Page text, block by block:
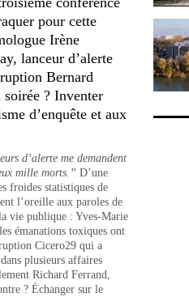
pour cette
Irène
lanceur d’alerte
Bernard
? Inventer
d’enquête et aux
d’alerte me demandent
mille morts. ” D’une
froides statistiques de
l’oreille aux paroles de
vie publique : Yves-Marie
émanations toxiques ont
Cicero29 qui a
plusieurs affaires
Richard Ferrand,
? Échanger sur le